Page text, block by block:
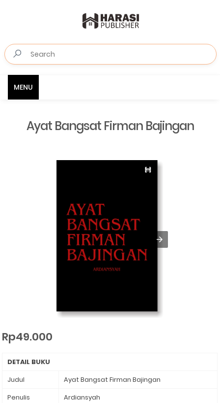
MENU
Ayat Bangsat Firman Bajingan
Rp49.000
DETAIL BUKU
Judul
Ayat Bangsat Firman Bajingan
Penulis
Ardiansyah